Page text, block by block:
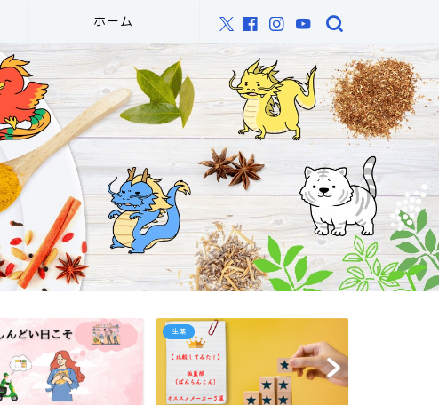
ホーム
生薬